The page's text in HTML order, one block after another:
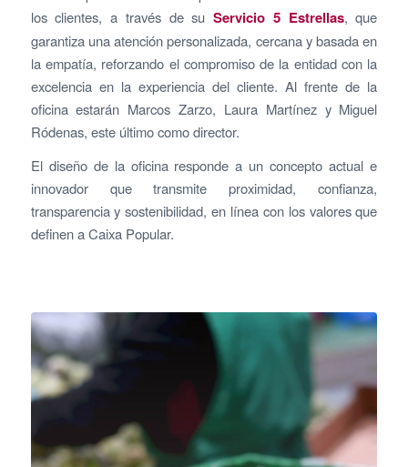
los clientes, a través de suServicio 5 Estrellas, que
garantiza una atención personalizada, cercana y basada en
la empatía, reforzando el compromiso de la entidad con la
excelencia en la experiencia del cliente. Al frente de la
oficina estarán Marcos Zarzo, Laura Martínez y Miguel
Ródenas, este último como director.
El diseño de la oficina responde a un concepto actual e
innovador que transmite proximidad, confianza,
transparencia y sostenibilidad, en línea con los valores que
definen a Caixa Popular.